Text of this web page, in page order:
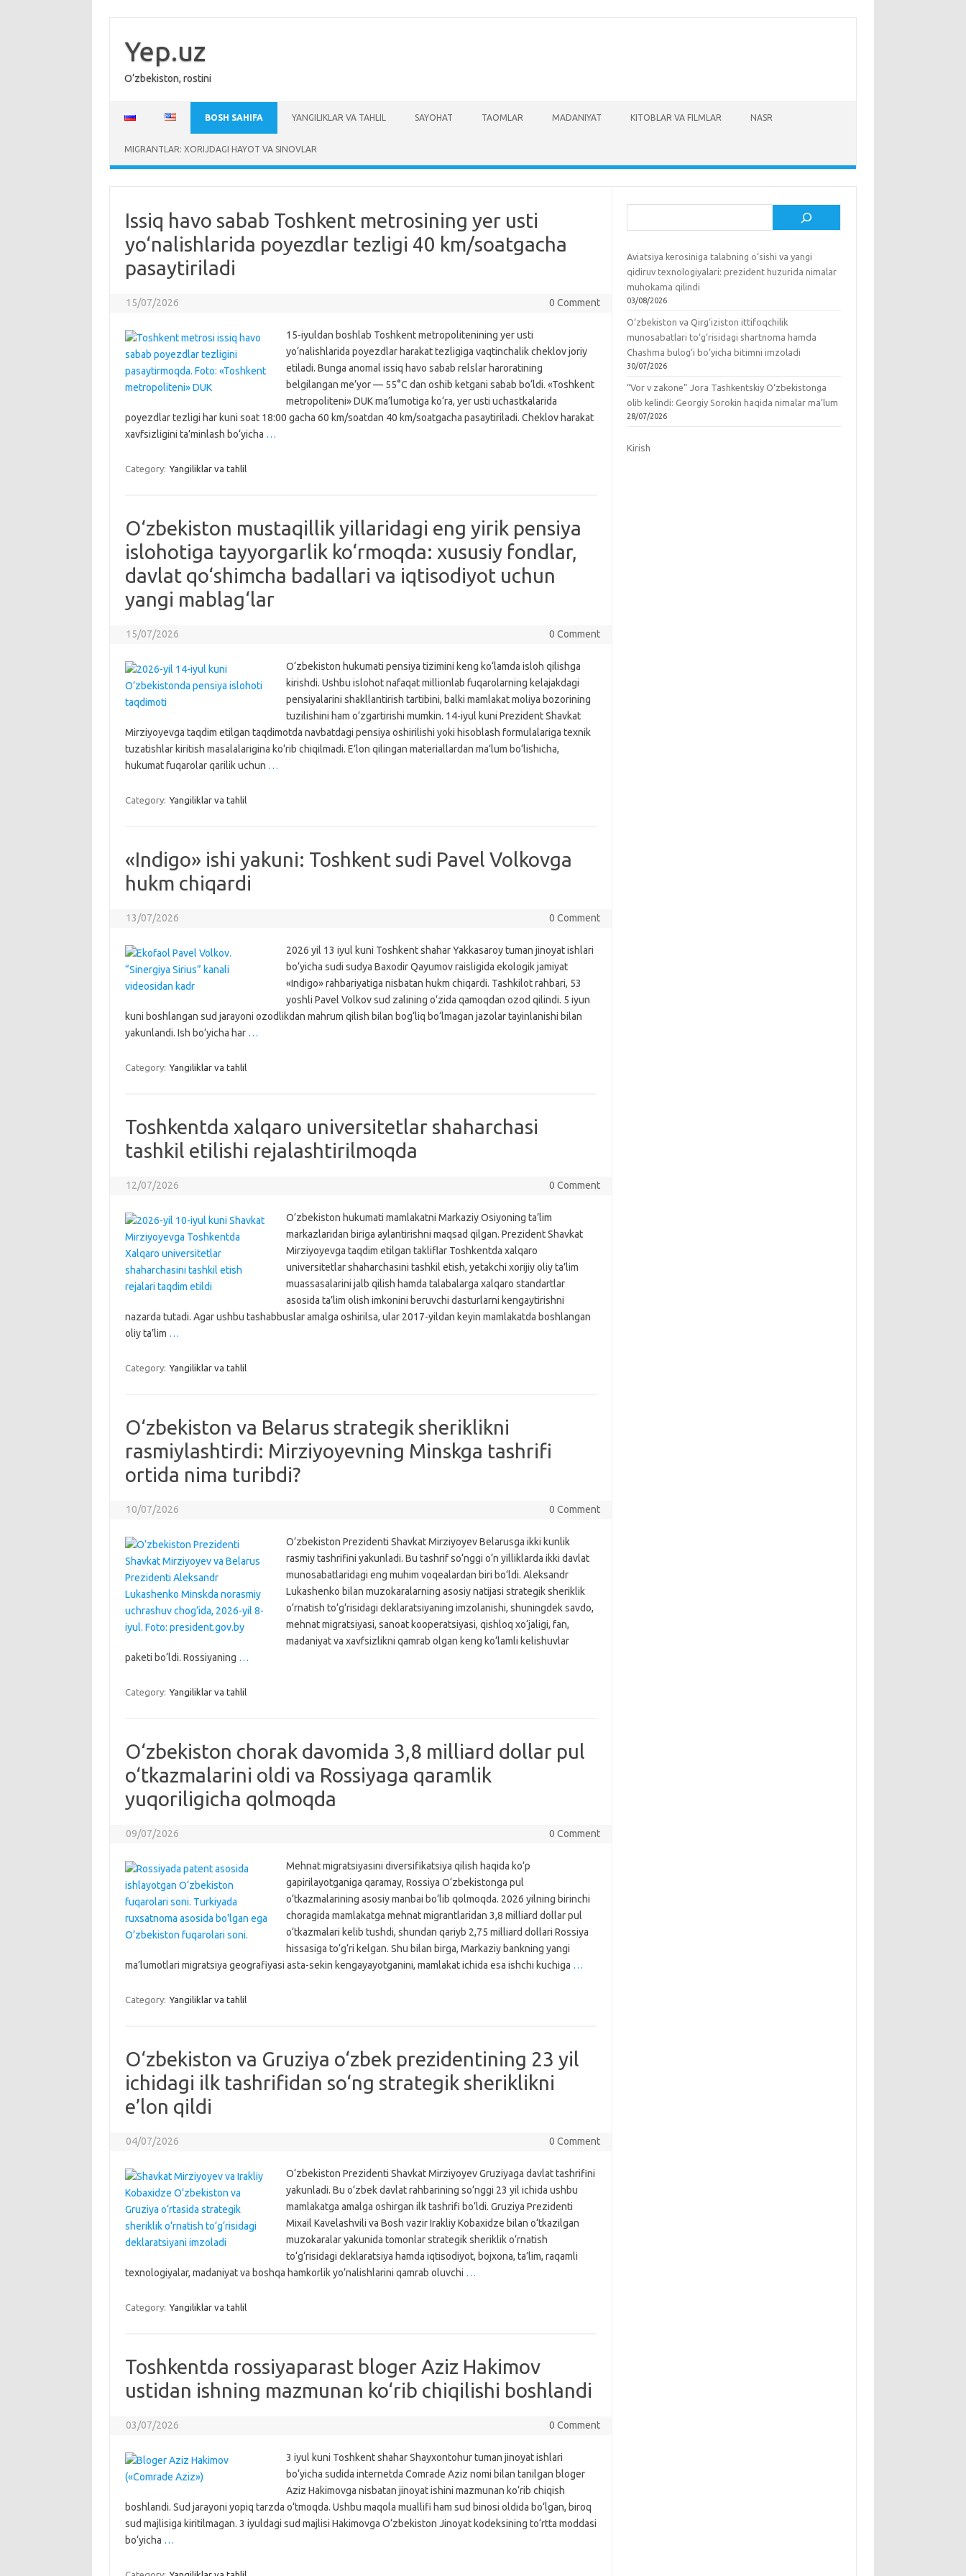
content
Yep.uz
O‘zbekiston, rostini
BOSH SAHIFA YANGILIKLAR VA TAHLIL SAYOHAT TAOMLAR MADANIYAT KITOBLAR VA FILMLAR NASR
MIGRANTLAR: XORIJDAGI HAYOT VA SINOVLAR
Issiq havo sabab Toshkent metrosining yer usti
yo‘nalishlarida poyezdlar tezligi 40 km/soatgacha
pasaytiriladi
15/07/2026 0 Comment
15-iyuldan boshlab Toshkent metropolitenining yer usti
yo‘nalishlarida poyezdlar harakat tezligiga vaqtinchalik cheklov joriy
etiladi. Bunga anomal issiq havo sabab relslar haroratining
belgilangan me’yor — 55°C dan oshib ketgani sabab bo‘ldi. «Toshkent
metropoliteni» DUK ma’lumotiga ko‘ra, yer usti uchastkalarida
poyezdlar tezligi har kuni soat 18:00 gacha 60 km/soatdan 40 km/soatgacha pasaytiriladi. Cheklov harakat
xavfsizligini ta’minlash bo‘yicha …
Category: Yangiliklar va tahlil
O‘zbekiston mustaqillik yillaridagi eng yirik pensiya
islohotiga tayyorgarlik ko‘rmoqda: xususiy fondlar,
davlat qo‘shimcha badallari va iqtisodiyot uchun
yangi mablag‘lar
15/07/2026 0 Comment
O‘zbekiston hukumati pensiya tizimini keng ko‘lamda isloh qilishga
kirishdi. Ushbu islohot nafaqat millionlab fuqarolarning kelajakdagi
pensiyalarini shakllantirish tartibini, balki mamlakat moliya bozorining
tuzilishini ham o‘zgartirishi mumkin. 14-iyul kuni Prezident Shavkat
Mirziyoyevga taqdim etilgan taqdimotda navbatdagi pensiya oshirilishi yoki hisoblash formulalariga texnik
tuzatishlar kiritish masalalarigina ko‘rib chiqilmadi. E’lon qilingan materiallardan ma’lum bo‘lishicha,
hukumat fuqarolar qarilik uchun …
Category: Yangiliklar va tahlil
«Indigo» ishi yakuni: Toshkent sudi Pavel Volkovga
hukm chiqardi
13/07/2026 0 Comment
2026 yil 13 iyul kuni Toshkent shahar Yakkasaroy tuman jinoyat ishlari
bo‘yicha sudi sudya Baxodir Qayumov raisligida ekologik jamiyat
«Indigo» rahbariyatiga nisbatan hukm chiqardi. Tashkilot rahbari, 53
yoshli Pavel Volkov sud zalining o‘zida qamoqdan ozod qilindi. 5 iyun
kuni boshlangan sud jarayoni ozodlikdan mahrum qilish bilan bog‘liq bo‘lmagan jazolar tayinlanishi bilan
yakunlandi. Ish bo‘yicha har …
Category: Yangiliklar va tahlil
Toshkentda xalqaro universitetlar shaharchasi
tashkil etilishi rejalashtirilmoqda
12/07/2026 0 Comment
O‘zbekiston hukumati mamlakatni Markaziy Osiyoning ta’lim
markazlaridan biriga aylantirishni maqsad qilgan. Prezident Shavkat
Mirziyoyevga taqdim etilgan takliflar Toshkentda xalqaro
universitetlar shaharchasini tashkil etish, yetakchi xorijiy oliy ta’lim
muassasalarini jalb qilish hamda talabalarga xalqaro standartlar
asosida ta’lim olish imkonini beruvchi dasturlarni kengaytirishni
nazarda tutadi. Agar ushbu tashabbuslar amalga oshirilsa, ular 2017-yildan keyin mamlakatda boshlangan
oliy ta’lim …
Category: Yangiliklar va tahlil
O‘zbekiston va Belarus strategik sheriklikni
rasmiylashtirdi: Mirziyoyevning Minskga tashrifi
ortida nima turibdi?
10/07/2026 0 Comment
O‘zbekiston Prezidenti Shavkat Mirziyoyev Belarusga ikki kunlik
rasmiy tashrifini yakunladi. Bu tashrif so‘nggi o‘n yilliklarda ikki davlat
munosabatlaridagi eng muhim voqealardan biri bo‘ldi. Aleksandr
Lukashenko bilan muzokaralarning asosiy natijasi strategik sheriklik
o‘rnatish to‘g‘risidagi deklaratsiyaning imzolanishi, shuningdek savdo,
mehnat migratsiyasi, sanoat kooperatsiyasi, qishloq xo‘jaligi, fan,
madaniyat va xavfsizlikni qamrab olgan keng ko‘lamli kelishuvlar
paketi bo‘ldi. Rossiyaning …
Category: Yangiliklar va tahlil
O‘zbekiston chorak davomida 3,8 milliard dollar pul
o‘tkazmalarini oldi va Rossiyaga qaramlik
yuqoriligicha qolmoqda
09/07/2026 0 Comment
Mehnat migratsiyasini diversifikatsiya qilish haqida ko‘p
gapirilayotganiga qaramay, Rossiya O‘zbekistonga pul
o‘tkazmalarining asosiy manbai bo‘lib qolmoqda. 2026 yilning birinchi
choragida mamlakatga mehnat migrantlaridan 3,8 milliard dollar pul
o‘tkazmalari kelib tushdi, shundan qariyb 2,75 milliard dollari Rossiya
hissasiga to‘g‘ri kelgan. Shu bilan birga, Markaziy bankning yangi
ma’lumotlari migratsiya geografiyasi asta-sekin kengayayotganini, mamlakat ichida esa ishchi kuchiga …
Category: Yangiliklar va tahlil
O‘zbekiston va Gruziya o‘zbek prezidentining 23 yil
ichidagi ilk tashrifidan so‘ng strategik sheriklikni
e’lon qildi
04/07/2026 0 Comment
O‘zbekiston Prezidenti Shavkat Mirziyoyev Gruziyaga davlat tashrifini
yakunladi. Bu o‘zbek davlat rahbarining so‘nggi 23 yil ichida ushbu
mamlakatga amalga oshirgan ilk tashrifi bo‘ldi. Gruziya Prezidenti
Mixail Kavelashvili va Bosh vazir Irakliy Kobaxidze bilan o‘tkazilgan
muzokaralar yakunida tomonlar strategik sheriklik o‘rnatish
to‘g‘risidagi deklaratsiya hamda iqtisodiyot, bojxona, ta’lim, raqamli
texnologiyalar, madaniyat va boshqa hamkorlik yo‘nalishlarini qamrab oluvchi …
Category: Yangiliklar va tahlil
Toshkentda rossiyaparast bloger Aziz Hakimov
ustidan ishning mazmunan ko‘rib chiqilishi boshlandi
03/07/2026 0 Comment
3 iyul kuni Toshkent shahar Shayxontohur tuman jinoyat ishlari
bo‘yicha sudida internetda Comrade Aziz nomi bilan tanilgan bloger
Aziz Hakimovga nisbatan jinoyat ishini mazmunan ko‘rib chiqish
boshlandi. Sud jarayoni yopiq tarzda o‘tmoqda. Ushbu maqola muallifi ham sud binosi oldida bo‘lgan, biroq
sud majlisiga kiritilmagan. 3 iyuldagi sud majlisi Hakimovga O‘zbekiston Jinoyat kodeksining to‘rtta moddasi
bo‘yicha …
Aviatsiya kerosiniga talabning o‘sishi va yangi
qidiruv texnologiyalari: prezident huzurida nimalar
muhokama qilindi
03/08/2026
O‘zbekiston va Qirg‘iziston ittifoqchilik
munosabatlari to‘g‘risidagi shartnoma hamda
Chashma bulog‘i bo‘yicha bitimni imzoladi
30/07/2026
“Vor v zakone” Jora Tashkentskiy O‘zbekistonga
olib kelindi: Georgiy Sorokin haqida nimalar ma’lum
28/07/2026
Kirish